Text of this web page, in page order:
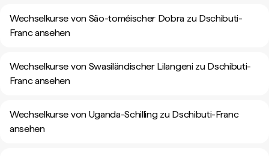
Wechselkurse von São-toméischer Dobra zu Dschibuti-
Franc ansehen
Wechselkurse von Swasiländischer Lilangeni zu Dschibuti-
Franc ansehen
Wechselkurse von Uganda-Schilling zu Dschibuti-Franc
ansehen